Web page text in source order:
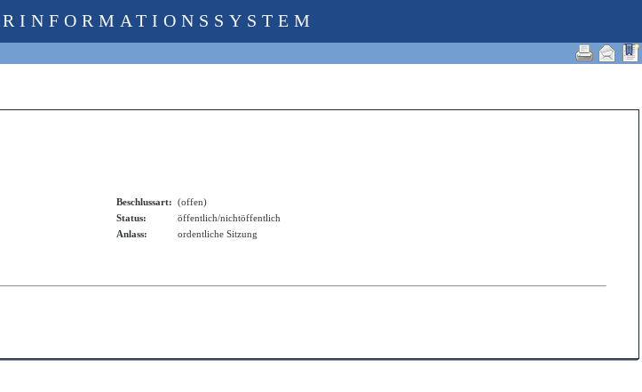
Beschlussart: (offen)
Status:
öffentlich/nichtöffentlich
Anlass:
ordentliche Sitzung